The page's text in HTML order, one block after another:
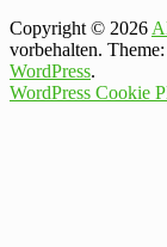
Copyright © 2026
vorbehalten. Theme:
WordPress.
WordPress Cookie